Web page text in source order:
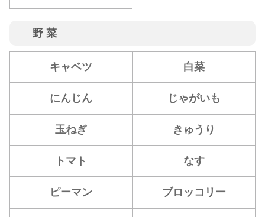
野菜
キャベツ 白菜
にんじん じゃがいも
玉ねぎ きゅうり
トマト なす
ピーマン ブロッコリー